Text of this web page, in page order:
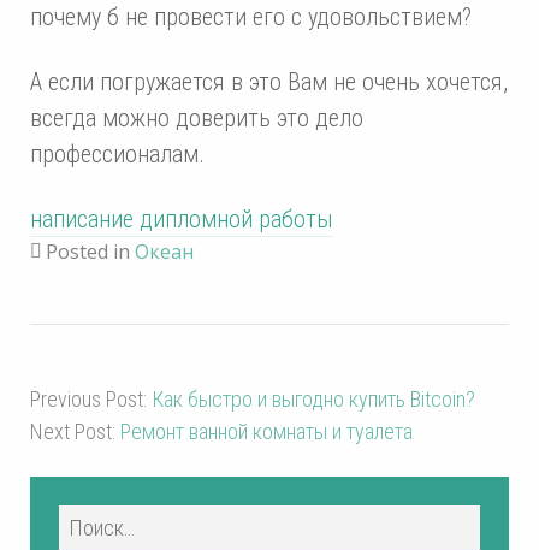
почему б не провести его с удовольствием?
А если погружается в это Вам не очень хочется,
всегда можно доверить это дело
профессионалам.
написание дипломной работы
Posted in Океан
Previous Post: Как быстро и выгодно купить Bitcoin?
Next Post: Ремонт ванной комнаты и туалета